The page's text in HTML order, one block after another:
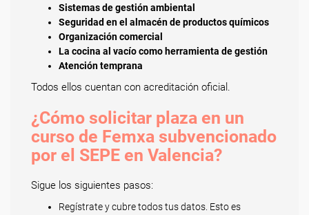
Sistemas de gestión ambiental
Seguridad en el almacén de productos químicos
Organización comercial
La cocina al vacío como herramienta de gestión
Atención temprana
Todos ellos cuentan con acreditación oficial.
¿Cómo solicitar plaza en un
curso de Femxa subvencionado
por el SEPE en Valencia?
Sigue los siguientes pasos:
Regístrate y cubre todos tus datos. Esto es